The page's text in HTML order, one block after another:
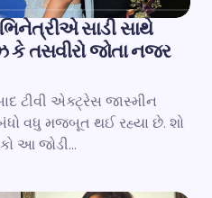
સાડી સાથે
કે તસવીરો જોતા નજર
ટીવી એક્ટ્રેસ જાસ્મીન
વધુ મજબૂત થઈ રહ્યા છે. શો
આ જોડી…